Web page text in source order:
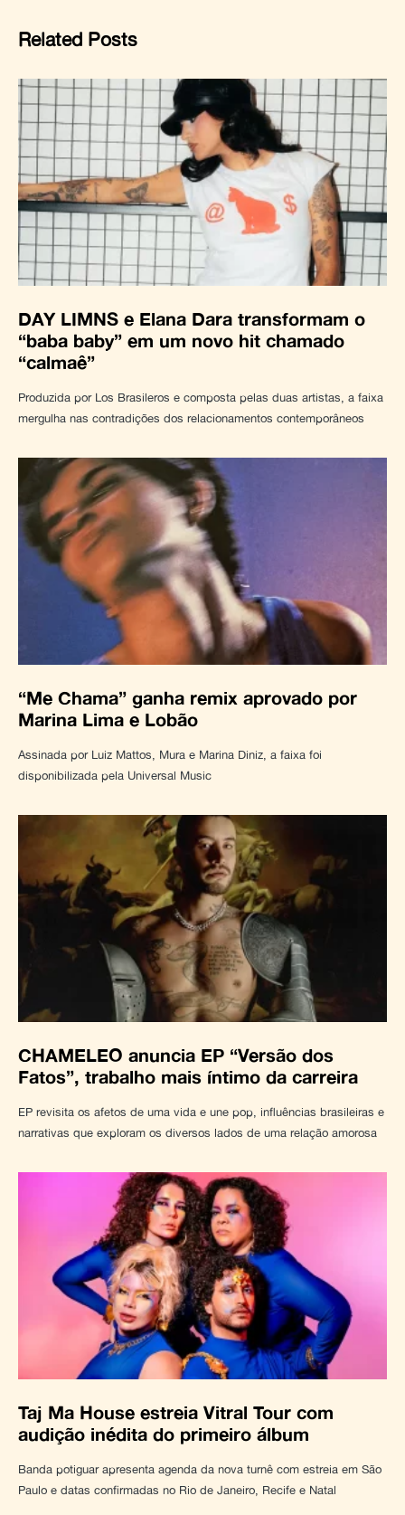
Related Posts
DAY LIMNS e Elana Dara transformam o
“baba baby” em um novo hit chamado
“calmaê”
Produzida por Los Brasileros e composta pelas duas artistas, a faixa
mergulha nas contradições dos relacionamentos contemporâneos
“Me Chama” ganha remix aprovado por
Marina Lima e Lobão
Assinada por Luiz Mattos, Mura e Marina Diniz, a faixa foi
disponibilizada pela Universal Music
CHAMELEO anuncia EP “Versão dos
Fatos”, trabalho mais íntimo da carreira
EP revisita os afetos de uma vida e une pop, influências brasileiras e
narrativas que exploram os diversos lados de uma relação amorosa
Taj Ma House estreia Vitral Tour com
audição inédita do primeiro álbum
Banda potiguar apresenta agenda da nova turnê com estreia em São
Paulo e datas confirmadas no Rio de Janeiro, Recife e Natal